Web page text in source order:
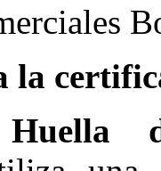
la
Huella